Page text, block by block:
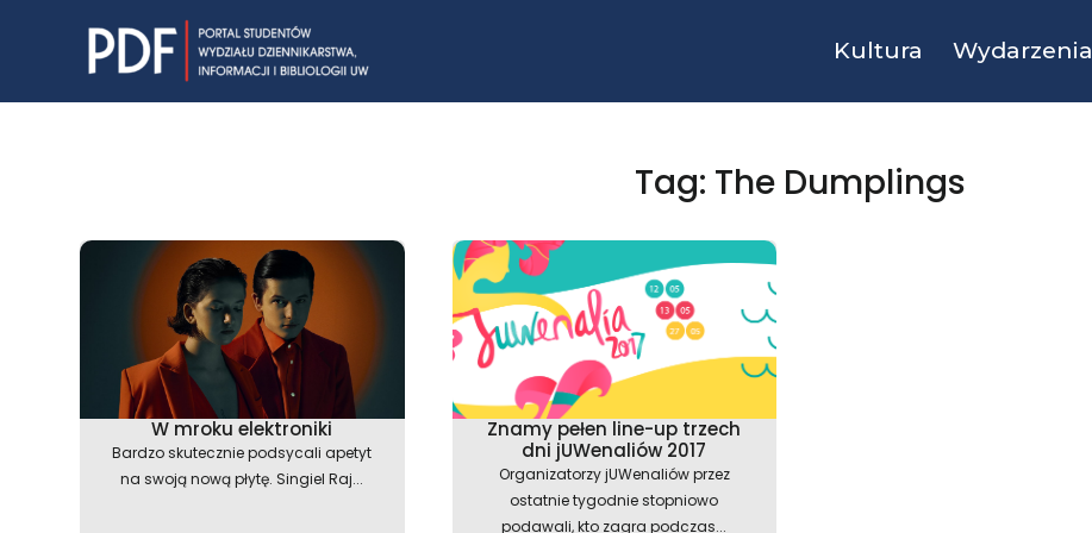
Kultura Wydarzenia
Tag: The Dumplings
W mroku elektroniki
Bardzo skutecznie podsycali apetyt
na swoją nową płytę. Singiel Raj...
Znamy pełen line-up trzech
dni jUWenaliów 2017
Organizatorzy jUWenaliów przez
ostatnie tygodnie stopniowo
podawali, kto zagra podczas...